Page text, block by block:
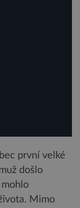
první velké
došlo
Mimo